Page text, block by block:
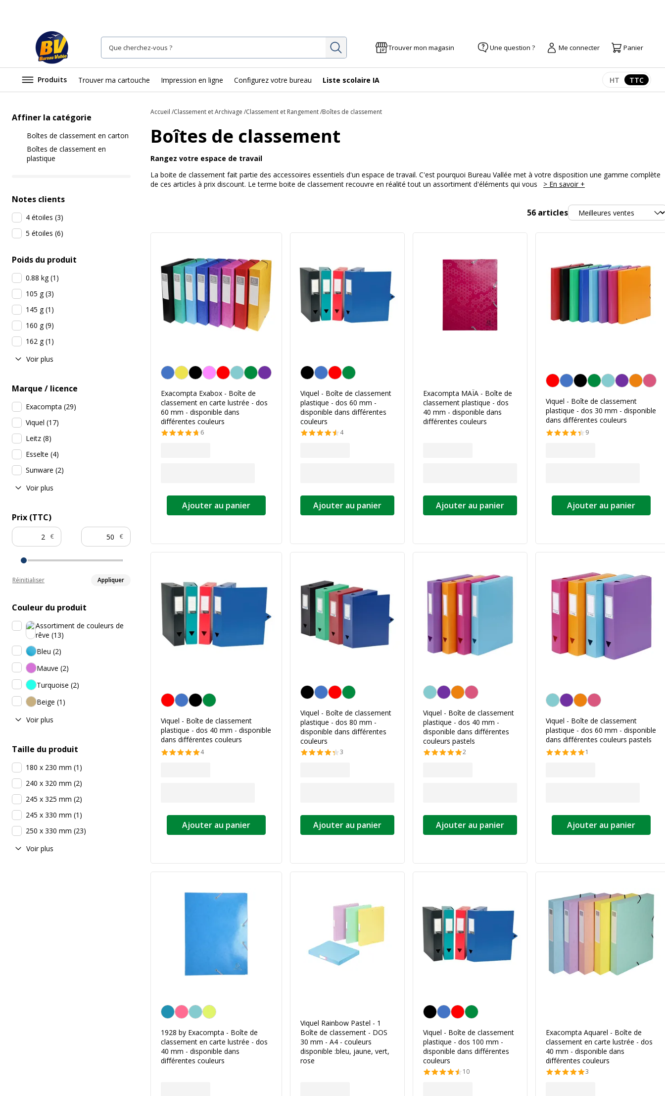
Rechercher Trouver mon magasin Une question ? Me connecter Panier
Produits Trouver ma cartouche Impression en ligne Configurez votre bureau Liste scolaire IA Afficher les
HT TTC
Affiner la catégorie
Boîtes de classement en carton
Boîtes de classement en
plastique
Notes clients
4 étoiles (3)
5 étoiles (6)
Poids du produit
0.88 kg(1 )
105 g(3)
145 g(1 )
160 g(9)
162 g(1 )
Voir plus
Marque / licence
Exacompta (29)
Viquel (17)
Leitz (8)
Esselte (4)
Sunware (2)
Voir plus
Prix (TTC)
€ €
Réinitialiser Appliquer
Couleur du produit
Assortiment de couleurs de
rêve (13)
Bleu (2)
Mauve (2)
Turquoise (2)
Beige (1 )
Voir plus
Taille du produit
180 x 230 mm (1 )
240 x 320 mm (2)
245 x 325 mm (2)
245 x 330 mm (1 )
250 x 330 mm (23)
Voir plus
Accueil Classement et Archivage Classement et Rangement Boîtes de classement
Boîtes de classement
Rangez votre espace de travail
La boite de classement fait partie des accessoires essentiels d'un espace de travail. C'est pourquoi Bureau Vallée met à votre disposition une gamme complète
de ces articles à prix discount. Le terme boite de classement recouvre en réalité tout un assortiment d'éléments qui vous
> En savoir +
56 articlesTrier
Personnalisation de la couleur
Exacompta Exabox - Boîte de
classement en carte lustrée - dos
60 mm - disponible dans
différentes couleurs
6
Ajouter au panier
Personnalisation de la couleur
Viquel - Boîte de classement
plastique - dos 60 mm -
disponible dans différentes
couleurs
4
Ajouter au panier
Exacompta MAÏA - Boîte de
classement plastique - dos
40 mm - disponible dans
différentes couleurs
Ajouter au panier
Personnalisation de la couleur
Viquel - Boîte de classement
plastique - dos 30 mm - disponible
dans différentes couleurs
9
Ajouter au panier
Personnalisation de la couleur
Viquel - Boîte de classement
plastique - dos 40 mm - disponible
dans différentes couleurs
4
Ajouter au panier
Personnalisation de la couleur
Viquel - Boîte de classement
plastique - dos 80 mm -
disponible dans différentes
couleurs
3
Ajouter au panier
Personnalisation de la couleur
Viquel - Boîte de classement
plastique - dos 40 mm -
disponible dans différentes
couleurs pastels
2
Ajouter au panier
Personnalisation de la couleur
Viquel - Boîte de classement
plastique - dos 60 mm - disponible
dans différentes couleurs pastels
1
Ajouter au panier
Personnalisation de la couleur
1928 by Exacompta - Boîte de
classement en carte lustrée - dos
40 mm - disponible dans
différentes couleurs
Viquel Rainbow Pastel - 1
Boîte de classement - DOS
30 mm - A4 - couleurs
disponible :bleu, jaune, vert,
rose
Personnalisation de la couleur
Viquel - Boîte de classement
plastique - dos 100 mm -
disponible dans différentes
couleurs
10
Exacompta Aquarel - Boîte de
classement en carte lustrée - dos
40 mm - disponible dans
différentes couleurs
3